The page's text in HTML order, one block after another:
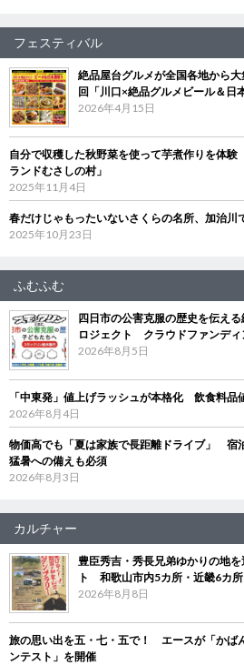
フェスティバル
絶品屋台グルメが全国各地から
回「川口×絶品グルメビール＆日
2026年4月15日
自分で収穫した秋野菜を使って芋煮作りを体
ランドむさしの村」
2025年11月4日
春だけじゃもったいないさくらの名所、加治川
2025年10月23日
ふむふむ
四日市の公害克服の歴史を伝え
ロジェクト クラウドファンディ
2026年8月5日
「中東発」値上げラッシュが本格化 飲食料品
2026年8月4日
物価高でも「夏は家族で長距離ドライブ」 宿
猛暑への備えも必須
2026年8月3日
カルチャー
豊臣秀吉・秀長兄弟ゆかりの地
ト 和歌山市内5カ所・近畿6カ
2026年8月8日
旅の思い出を五・七・五で！ エースが「かば
ンテスト」を開催